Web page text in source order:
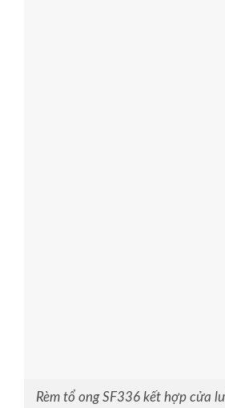
Rèm tổ ong SF336 kết hợp cửa